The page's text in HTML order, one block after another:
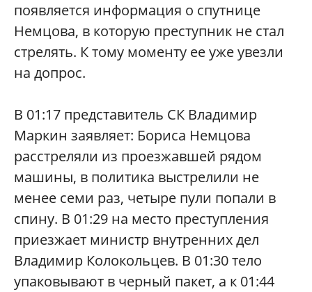
появляется информация о спутнице
Немцова, в которую преступник не стал
стрелять. К тому моменту ее уже увезли
на допрос.
В 01:17 представитель СК Владимир
Маркин заявляет: Бориса Немцова
расстреляли из проезжавшей рядом
машины, в политика выстрелили не
менее семи раз, четыре пули попали в
спину. В 01:29 на место преступления
приезжает министр внутренних дел
Владимир Колокольцев. В 01:30 тело
упаковывают в черный пакет, а к 01:44